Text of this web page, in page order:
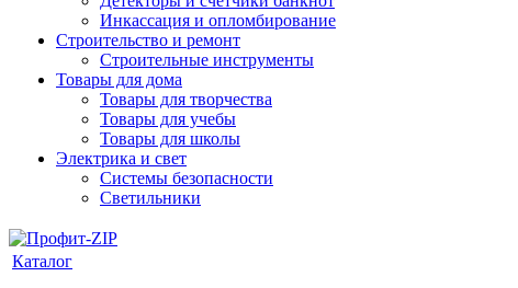
Инкассация и опломбирование
Строительство и ремонт
Строительные инструменты
Товары для дома
Товары для творчества
Товары для учебы
Товары для школы
Электрика и свет
Системы безопасности
Светильники
Каталог